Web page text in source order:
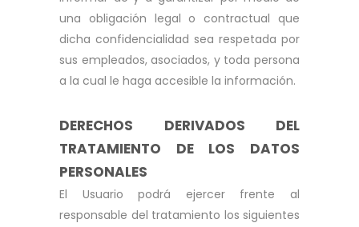
una obligación legal o contractual que
dicha confidencialidad sea respetada por
sus empleados, asociados, y toda persona
a la cual le haga accesible la información.
DERECHOS DERIVADOS DEL
TRATAMIENTO DE LOS DATOS
PERSONALES
El Usuario podrá ejercer frente al
responsable del tratamiento los siguientes